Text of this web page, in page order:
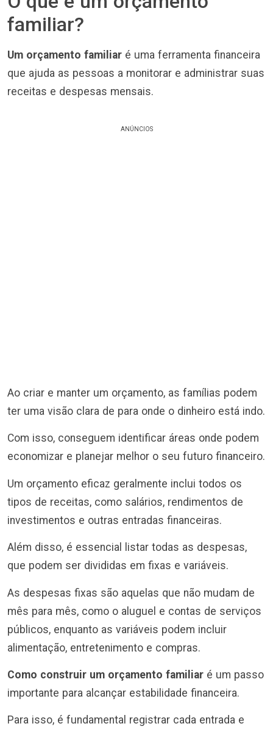
familiar?
Um orçamento familiar é uma ferramenta financeira
que ajuda as pessoas a monitorar e administrar suas
receitas e despesas mensais.
ANÚNCIOS
Ao criar e manter um orçamento, as famílias podem
ter uma visão clara de para onde o dinheiro está indo.
Com isso, conseguem identificar áreas onde podem
economizar e planejar melhor o seu futuro financeiro.
Um orçamento eficaz geralmente inclui todos os
tipos de receitas, como salários, rendimentos de
investimentos e outras entradas financeiras.
Além disso, é essencial listar todas as despesas,
que podem ser divididas em fixas e variáveis.
As despesas fixas são aquelas que não mudam de
mês para mês, como o aluguel e contas de serviços
públicos, enquanto as variáveis podem incluir
alimentação, entretenimento e compras.
Como construir um orçamento familiar é um passo
importante para alcançar estabilidade financeira.
Para isso, é fundamental registrar cada entrada e